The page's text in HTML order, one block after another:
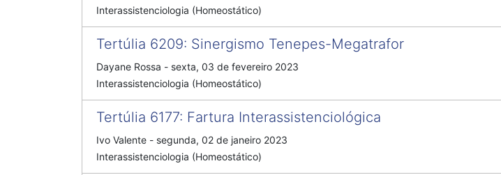
Interassistenciologia (Homeostático)
Tertúlia 6209: Sinergismo Tenepes-Megatrafor
Dayane Rossa - sexta, 03 de fevereiro 2023
Interassistenciologia (Homeostático)
Tertúlia 6177: Fartura Interassistenciológica
Ivo Valente - segunda, 02 de janeiro 2023
Interassistenciologia (Homeostático)